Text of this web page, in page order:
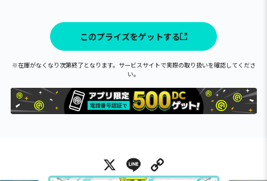
このプライズをゲットする
※在庫がなくなり次第終了となります。サービスサイトで実際の取り扱いを確認してくださ
い。
X Line